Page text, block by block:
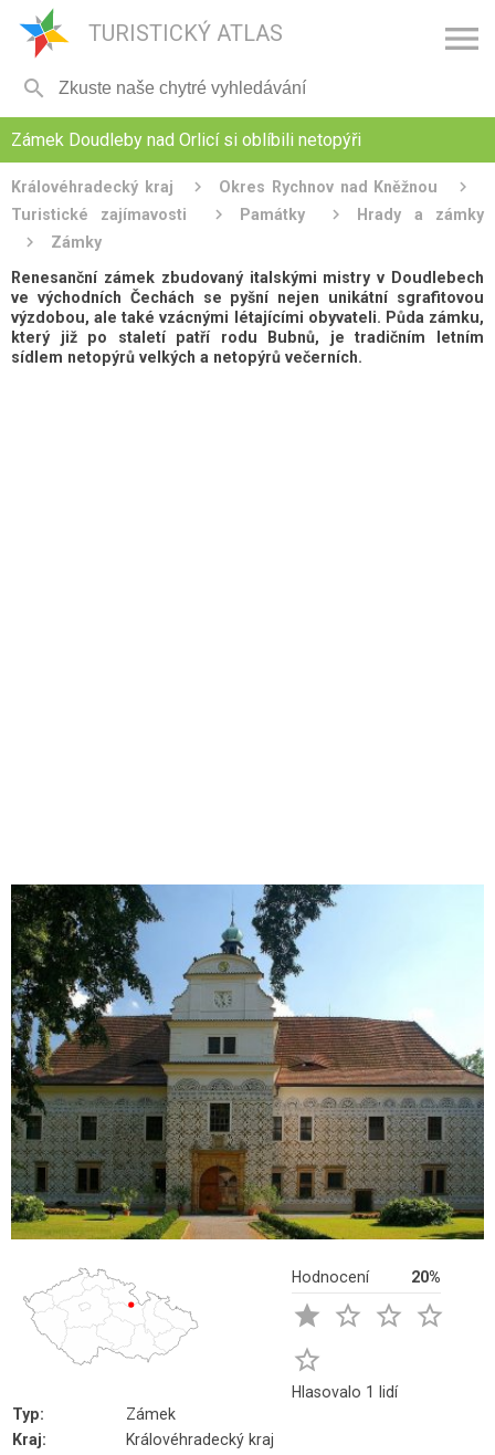
TURISTICKÝ ATLAS 

Zámek Doudleby nad Orlicí si oblíbili netopýři
Královéhradecký kraj
Okres Rychnov nad Kněžnou
Turistické zajímavosti
Památky
Hrady a zámky
Zámky
Renesanční zámek zbudovaný italskými mistry v Doudlebech
ve východních Čechách se pyšní nejen unikátní sgrafitovou
výzdobou, ale také vzácnými létajícími obyvateli. Půda zámku,
který již po staletí patří rodu Bubnů, je tradičním letním
sídlem netopýrů velkých a netopýrů večerních.
Hodnocení 20%
   

Hlasovalo 1 lidí
Typ:
Zámek
Kraj:
Královéhradecký kraj